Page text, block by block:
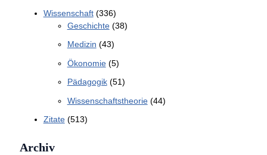
Wissenschaft(336)
Geschichte(38)
Medizin (43)
Ökonomie(5)
Pädagogik(51)
Wissenschaftstheorie(44)
Zitate(513)
Archiv